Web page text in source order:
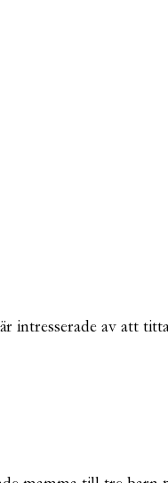
intresserade av att